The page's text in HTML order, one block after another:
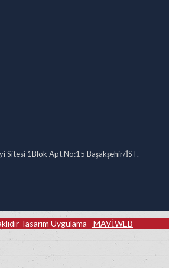
Sitesi 1Blok Apt.No:15 Başakşehir/İST.
Tasarım Uygulama - MAVİWEB